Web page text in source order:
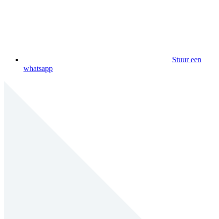
Stuur een
whatsapp